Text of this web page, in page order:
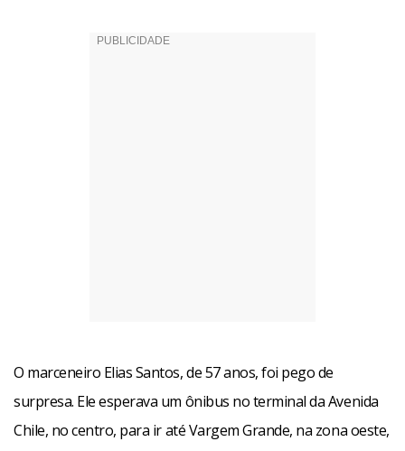
O marceneiro Elias Santos, de 57 anos, foi pego de
surpresa. Ele esperava um ônibus no terminal da Avenida
Chile, no centro, para ir até Vargem Grande, na zona oeste,